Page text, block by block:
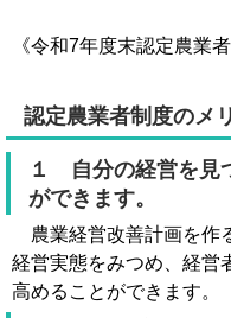
《令和7年度末認定農業
認定農業者制度のメ
１ 自分の経営を見
ができます。
農業経営改善計画を作
経営実態をみつめ、経営
高めることができます。